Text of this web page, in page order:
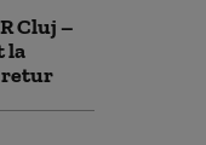
Cluj –
la
retur